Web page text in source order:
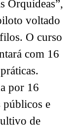
Orquídeas”,
voltado
O curso
com 16
por 16
públicos e
de